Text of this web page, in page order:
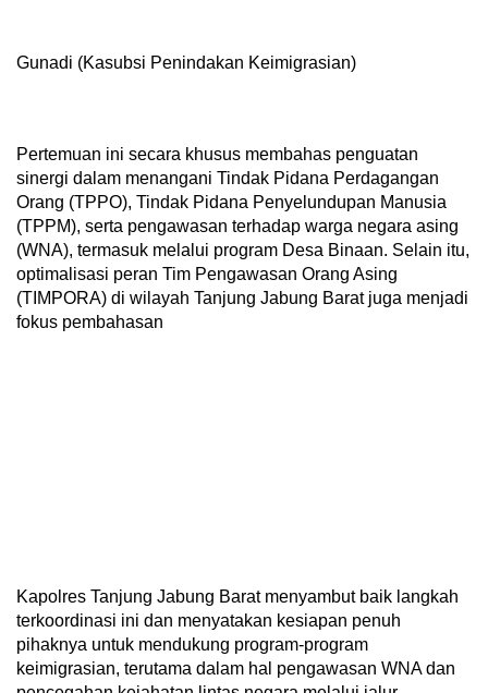
Gunadi (Kasubsi Penindakan Keimigrasian)
Pertemuan ini secara khusus membahas penguatan
sinergi dalam menangani Tindak Pidana Perdagangan
Orang (TPPO), Tindak Pidana Penyelundupan Manusia
(TPPM), serta pengawasan terhadap warga negara asing
(WNA), termasuk melalui program Desa Binaan. Selain itu,
optimalisasi peran Tim Pengawasan Orang Asing
(TIMPORA) di wilayah Tanjung Jabung Barat juga menjadi
fokus pembahasan
Kapolres Tanjung Jabung Barat menyambut baik langkah
terkoordinasi ini dan menyatakan kesiapan penuh
pihaknya untuk mendukung program-program
keimigrasian, terutama dalam hal pengawasan WNA dan